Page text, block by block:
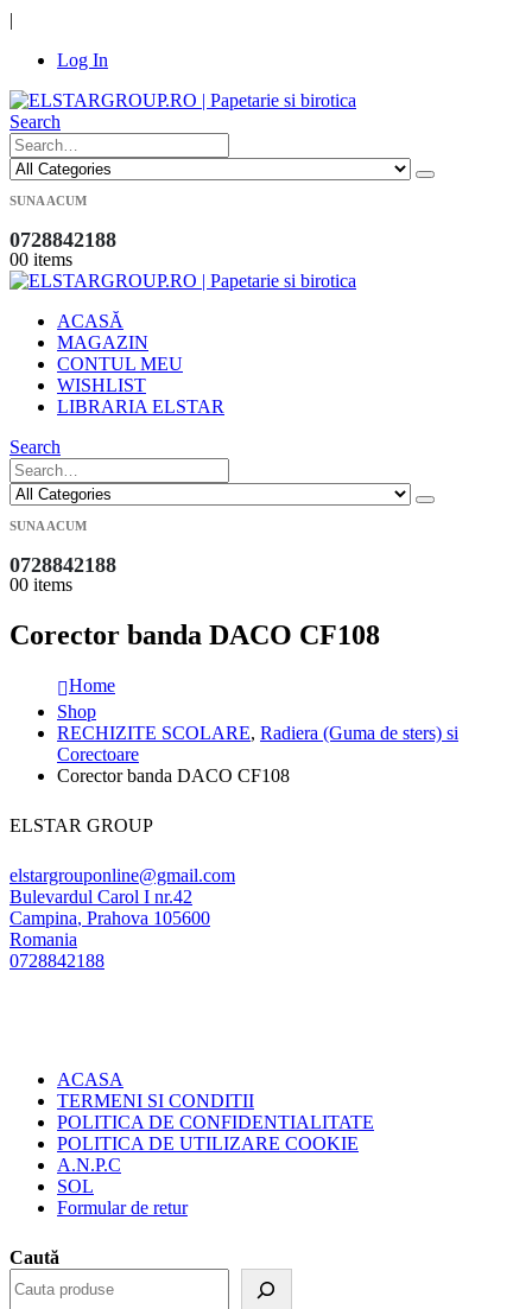
|
Log In
Search
SUNA ACUM
0728842188
00 items
ACASĂ
MAGAZIN
CONTUL MEU
WISHLIST
LIBRARIA ELSTAR
Search
SUNA ACUM
0728842188
00 items
Corector banda DACO CF108
Home
Shop
RECHIZITE SCOLARE, Radiera (Guma de sters) si
Corectoare
Corector banda DACO CF108
ELSTAR GROUP
elstargrouponline@gmail.com
Bulevardul Carol I nr.42
Campina, Prahova 105600
Romania
0728842188
ACASA
TERMENI SI CONDITII
POLITICA DE CONFIDENTIALITATE
POLITICA DE UTILIZARE COOKIE
A.N.P.C
SOL
Formular de retur
Caută